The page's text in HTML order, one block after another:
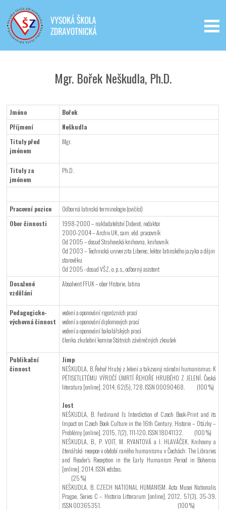
Mgr. Bořek Neškudla, Ph.D.
Jméno
Bořek
Příjmení
Neškudla
Tituly před
jménem
Mgr.
Tituly za
jménem
Ph.D.
Pracovní pozice
Odborná latinská terminologie (cvičící)
Obor činnosti
1998-2000 – nakladatelství Diderot, redaktor
2000-2004 – Archiv UK, sam. věd. pracovník
Od 2005 – dosud Strahovská knihovna, knihovník
Od 2003 – Technická univerzita Liberec, lektor latinského jazyka a dějin
starověku
Od 2005 - dosud VŠZ, o. p. s., odborný asistent
Dosažené
vzdělání
Absolvent FFUK – obor Historie, latina
Pedagogicko-
výchovná činnost
vedení a oponování rigorózních prací
vedení a oponování diplomových prací
vedení a oponování bakalářských prací
členka zkušební komise Státních závěrečných zkoušek
Publikační
činnost
Jimp
NEŠKUDLA, B. Řehoř Hrubý z Jelení a takzvaný národní humanismus: K
PĔTISETLETÉMU VÝROČÍ ÚMRTÍ ŘEHOŘE HRUBÉHO Z JELENÍ. Česká
literatura [online]. 2014, 62(5), 728. ISSN 00090468. (100 %)
Jost
NEŠKUDLA, B. Ferdinand I’s Interdiction of Czech Book-Print and its
Impact on Czech Book Culture in the 16th Century. Historie – Otázky –
Problémy [online]. 2015, 7(2), 111-120. ISSN 18041132. (100 %)
NEŠKUDLA, B., P. VOIT, M. RYANTOVÁ a I. HLAVÁČEK. Knihovny a
čtenářská recepce v období raného humanismu v Čechách; The Libraries
and Reader's Reception in the Early Humanism Period in Bohemia
[online]. 2014. ISSN edsbas.
(25 %)
NEŠKUDLA, B. CZECH NATIONAL HUMANISM. Acta Musei Nationalis
Pragae, Series C – Historia Litterarum [online]. 2012, 57(3), 35-39.
ISSN 00365351. (100 %)
Iveta - Vysoká škola zdravotnická,
o.p.s.